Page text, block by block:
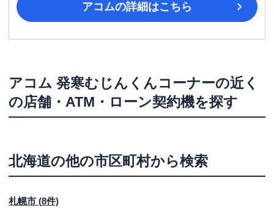
アコムの詳細はこちら
アコム 発寒むじんくんコーナーの近く
の店舗・ATM・ローン契約機を探す
北海道の他の市区町村から検索
札幌市 (8件)